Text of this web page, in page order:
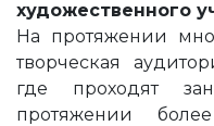
художественного
На протяжении
творческая
где проходят
протяжении